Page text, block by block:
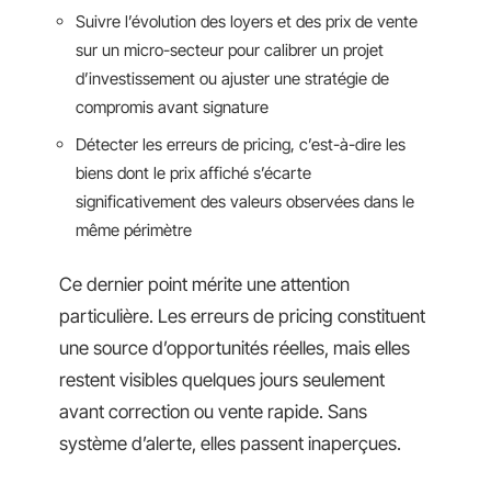
Suivre l’évolution des loyers et des prix de vente
sur un micro-secteur pour calibrer un projet
d’investissement ou ajuster une stratégie de
compromis avant signature
Détecter les erreurs de pricing, c’est-à-dire les
biens dont le prix affiché s’écarte
significativement des valeurs observées dans le
même périmètre
Ce dernier point mérite une attention
particulière. Les erreurs de pricing constituent
une source d’opportunités réelles, mais elles
restent visibles quelques jours seulement
avant correction ou vente rapide. Sans
système d’alerte, elles passent inaperçues.